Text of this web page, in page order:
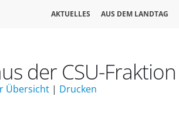
AKTUELLES AUS DEM LANDTAG
der CSU-Fraktion
Übersicht| Drucken